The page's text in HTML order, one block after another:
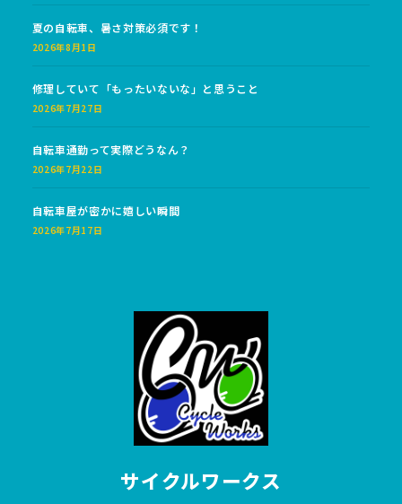
夏の自転車、暑さ対策必須です！
2026年8月1日
修理していて「もったいないな」と思うこと
2026年7月27日
自転車通勤って実際どうなん？
2026年7月22日
自転車屋が密かに嬉しい瞬間
2026年7月17日
サイクルワークス